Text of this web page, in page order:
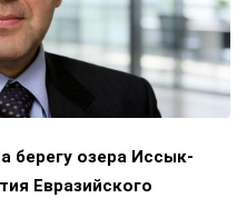
берегу озера Иссык-
Евразийского